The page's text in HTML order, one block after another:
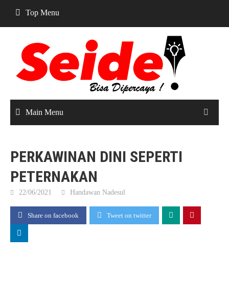
content
Top Menu
Main Menu
PERKAWINAN DINI SEPERTI
PETERNAKAN
22/06/2021 Handawan Nadesul
Share on facebook Tweet on twitter